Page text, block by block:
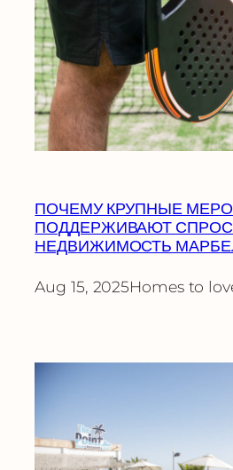
ПОЧЕМУ КРУПНЫЕ
ПОДДЕРЖИВАЮТ
НЕДВИЖИМОСТЬ
Aug 15, 2025Homes to